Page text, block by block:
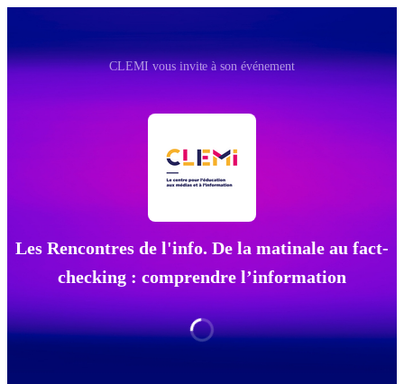
CLEMI vous invite à son événement
Les Rencontres de l'info. De la matinale au fact-
checking : comprendre l’information